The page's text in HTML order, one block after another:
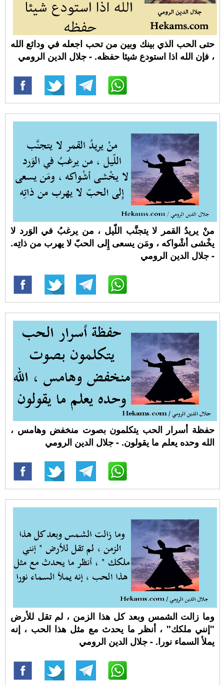
حتى الحب الذي بينك وبين من تحب اجعله في ودائع الله
، فإن الله اذا استودع شيئا حفظه. - جلال الدين الرومي
منْ يريدُ القمر لا يتجنَّب اللّيل ، من يرغبُ في الوَرد لا
يخْشى أشْواكه ، ومَن يسعى إِلى الحبّ لا يهرب من ذاتِه.
- جلال الدين الرومي
حفظة أسرار الحب يتكلمون بصوت منخفض وهامس ،
الله وحده يعلم ما يقولون. - جلال الدين الرومي
‏وما زالت الشمس وبعد كل هذا الزمن ، لم تقل للأرض
"إنني ملكك" ، أنظر ما يحدث مع مثل هذا الحب ، إنه
يملأ السماء نورا. - جلال الدين الرومي